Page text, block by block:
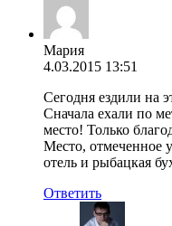
Мария
4.03.2015 13:51
Сегодня ездили на
Сначала ехали по
место! Только
Место, отмеченное
отель и рыбацкая
Ответить